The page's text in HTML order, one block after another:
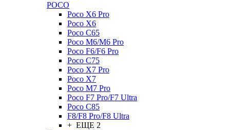
POCO
Poco X6 Pro
Poco X6
Poco C65
Poco M6/M6 Pro
Poco F6/F6 Pro
Poco C75
Poco X7 Pro
Poco X7
Poco M7 Pro
Poco F7 Pro/F7 Ultra
Poco C85
F8/F8 Pro/F8 Ultra
+ ЕЩЕ 2